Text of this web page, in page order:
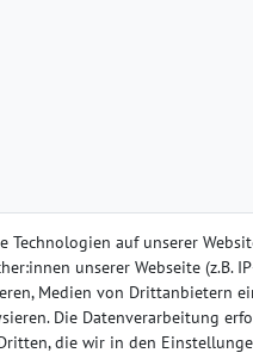
Technologien auf unserer
unserer Webseite (z.B.
Medien von Drittanbietern
Die Datenverarbeitung
die wir in den